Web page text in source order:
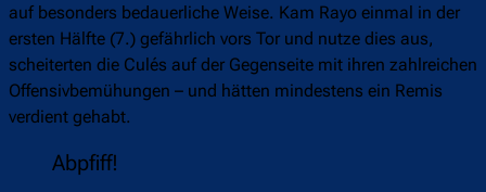
auf besonders bedauerliche Weise. Kam Rayo einmal in der
ersten Hälfte (7.) gefährlich vors Tor und nutze dies aus,
scheiterten die Culés auf der Gegenseite mit ihren zahlreichen
Offensivbemühungen – und hätten mindestens ein Remis
verdient gehabt.
Abpfiff!